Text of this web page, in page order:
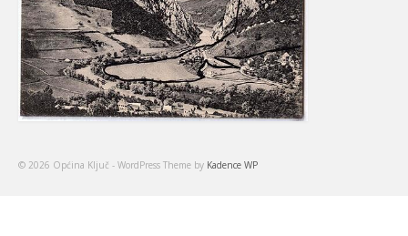
© 2026 Općina Ključ - WordPress Theme by Kadence WP